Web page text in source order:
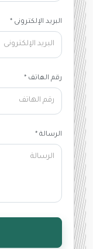
البريد الإلكترونى *
رقم الهاتف *
الرسالة *